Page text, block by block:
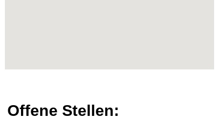
Offene Stellen: